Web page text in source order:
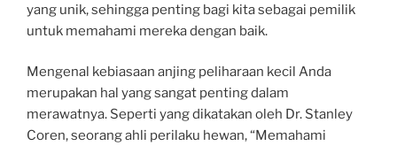
yang unik, sehingga penting bagi kita sebagai pemilik
untuk memahami mereka dengan baik.
Mengenal kebiasaan anjing peliharaan kecil Anda
merupakan hal yang sangat penting dalam
merawatnya. Seperti yang dikatakan oleh Dr. Stanley
Coren, seorang ahli perilaku hewan, “Memahami